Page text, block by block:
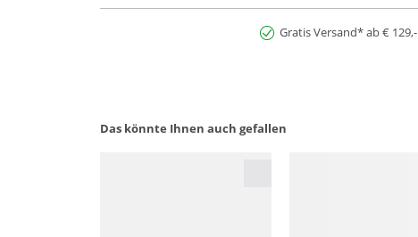
Gratis Versand* ab € 129,-
Das könnte Ihnen auch gefallen